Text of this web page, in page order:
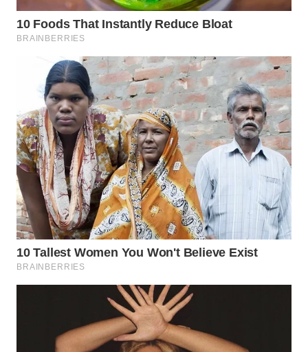
KONSUMEN
ALPERKLINAS
FORJASIDA
TAMBANG
NEWS
SITUNGIR
NEWS
SIDIKALANG